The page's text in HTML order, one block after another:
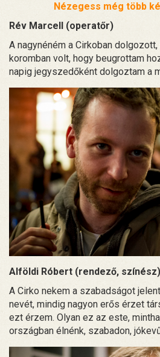
Nézegess még több
Rév Marcell (operatőr)
A nagynéném a Cirkoban
koromban volt, hogy beugrottam
napig jegyszedőként dolgoztam a
Alföldi Róbert (rendező, színész)
A Cirko nekem a szabadságot
nevét, mindig nagyon erős érzet
ezt érzem. Olyan ez az este,
országban élnénk, szabadon,